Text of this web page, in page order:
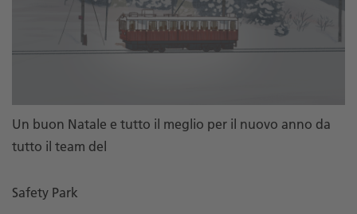
Un buon Natale e tutto il meglio per il nuovo anno da
tutto il team del
Safety Park